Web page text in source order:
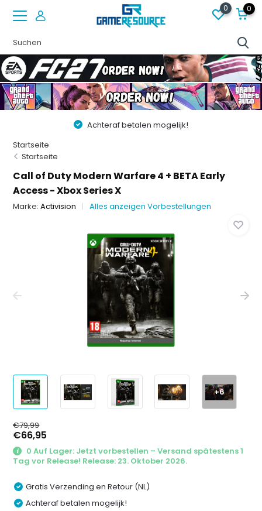
0 0
Achteraf betalen mogelijk!
Startseite
Startseite
Call of Duty Modern Warfare 4 + BETA Early
Access - Xbox Series X
Marke:Activision Alles anzeigen Vorbestellungen
+6
€79,99
€66,95
0 Auf Lager: Jetzt vorbestellen – Versand spätestens 1
Tag vor Release! Release: 23. Oktober 2026.
Gratis Verzending en Retour (NL)
Achteraf betalen mogelijk!